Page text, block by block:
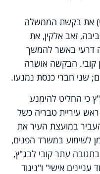
את בקשת הממשלה
זאב אלקין, את
דרעי באשר להמשך
. הבקשה אושרה
כי החליט להימנע
עיריית טבריה כשל
במועצת העיר את
ובשל כך זומן לשימוע במשרד הפנים,
עתר קובי לבג"ץ,
עניינים אישי" ו"ניגוד